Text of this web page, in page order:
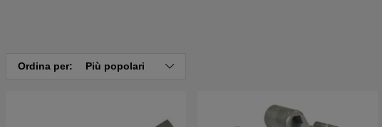
Ordina per: Più popolari